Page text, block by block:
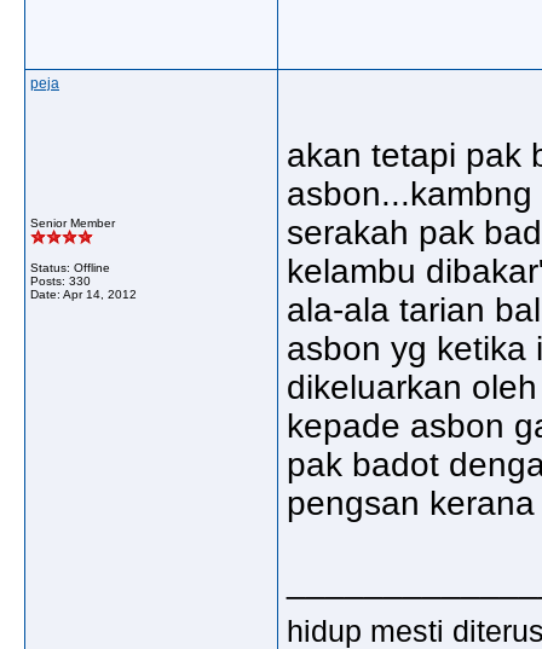
peja
Senior Member
Status: Offline
Posts: 330
Date: Apr 14, 2012
akan tetapi pak
serakah pak
kelambu
ala-ala tarian
asbon yg ketika
dikeluarkan
kepade asbon
pak badot
pengsan
hidup mesti